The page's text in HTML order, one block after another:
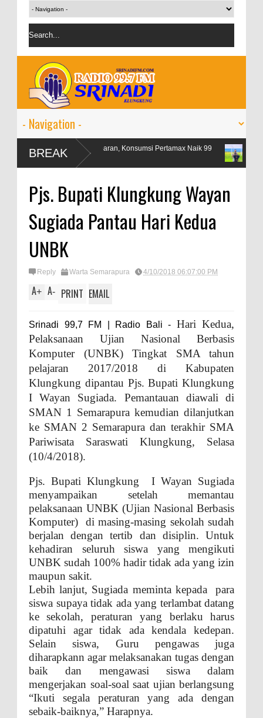
BREAK
Libur Lebaran, Konsumsi Pertamax Naik 99
Persen
OJK targetkan
persen
Pjs. Bupati Klungkung Wayan
Sugiada Pantau Hari Kedua
UNBK
Reply Warta Semarapura 4/10/2018 06:07:00 PM
A+ A- PRINT EMAIL
Srinadi 99,7 FM | Radio Bali - Hari Kedua,
Pelaksanaan Ujian Nasional Berbasis
Komputer (UNBK) Tingkat SMA tahun
pelajaran 2017/2018 di Kabupaten
Klungkung dipantau Pjs. Bupati Klungkung
I Wayan Sugiada. Pemantauan diawali di
SMAN 1 Semarapura kemudian dilanjutkan
ke SMAN 2 Semarapura dan terakhir SMA
Pariwisata Saraswati Klungkung, Selasa
(10/4/2018).
Pjs. Bupati Klungkung I Wayan Sugiada
menyampaikan setelah memantau
pelaksanaan UNBK (Ujian Nasional Berbasis
Komputer) di masing-masing sekolah sudah
berjalan dengan tertib dan disiplin. Untuk
kehadiran seluruh siswa yang mengikuti
UNBK sudah 100% hadir tidak ada yang izin
maupun sakit.
Lebih lanjut, Sugiada meminta kepada para
siswa supaya tidak ada yang terlambat datang
ke sekolah, peraturan yang berlaku harus
dipatuhi agar tidak ada kendala kedepan.
Selain siswa, Guru pengawas juga
diharapkann agar melaksanakan tugas dengan
baik dan mengawasi siswa dalam
mengerjakan soal-soal saat ujian berlangsung
“Ikuti segala peraturan yang ada dengan
sebaik-baiknya,” Harapnya.